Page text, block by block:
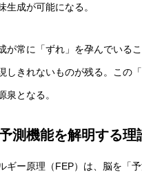
形成とは？ハーバーマス理論
生成が可能になる。
が常に「ずれ」を孕んでいる
しきれないものが残る。この
となる。
測機能を解明する理
ギー原理（FEP）は、脳を「